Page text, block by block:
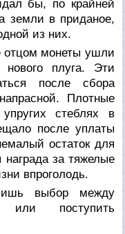
бы, по крайней
земли в приданое,
из них.
отцом монеты ушли
плуга. Эти
после сбора
Плотные
стеблях в
после уплаты
остаток для
за тяжелые
впроголодь.
выбор между
или поступить